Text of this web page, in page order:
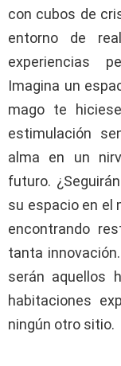
con cubos de
entorno de
experiencias
Imagina un
mago te
estimulación
alma en un
futuro.
su espacio en el
encontrando
tanta
serán aquellos
habitaciones
ningún otro sitio.